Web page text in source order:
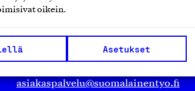
oikein.
Asetukset
00130 Helsinki
Finland
asiakaspalvelu@suomalainentyo.fi